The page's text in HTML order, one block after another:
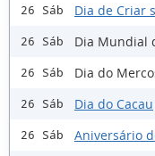
26 Sáb Dia de Criar
26 Sáb Dia Mundial
26 Sáb Dia do
26 Sáb Dia do Cacau
26 Sáb Aniversário